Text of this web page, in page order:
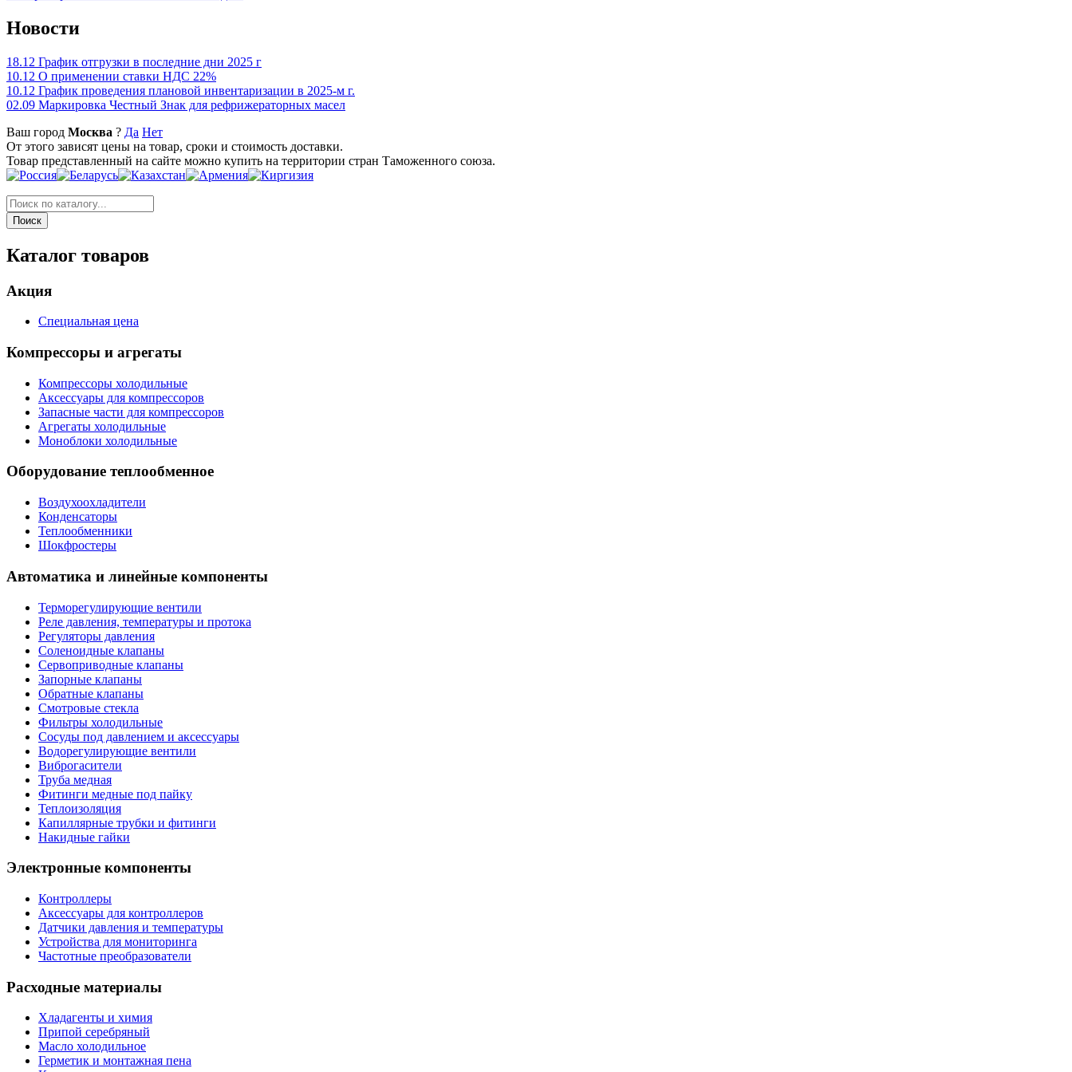
Новости
18.12 График отгрузки в последние дни 2025 г
10.12 О применении ставки НДС 22%
10.12 График проведения плановой инвентаризации в 2025-м г.
02.09 Маркировка Честный Знак для рефрижераторных масел
Ваш город Москва ? Да Нет
От этого зависят цены на товар, сроки и стоимость доставки.
Товар представленный на сайте можно купить на территории стран Таможенного союза.
Каталог товаров
Акция
Специальная цена
Компрессоры и агрегаты
Компрессоры холодильные
Аксессуары для компрессоров
Запасные части для компрессоров
Агрегаты холодильные
Моноблоки холодильные
Оборудование теплообменное
Воздухоохладители
Конденсаторы
Теплообменники
Шокфростеры
Автоматика и линейные компоненты
Терморегулирующие вентили
Реле давления, температуры и протока
Регуляторы давления
Соленоидные клапаны
Сервоприводные клапаны
Запорные клапаны
Обратные клапаны
Смотровые стекла
Фильтры холодильные
Сосуды под давлением и аксессуары
Водорегулирующие вентили
Виброгасители
Труба медная
Фитинги медные под пайку
Теплоизоляция
Капиллярные трубки и фитинги
Накидные гайки
Электронные компоненты
Контроллеры
Аксессуары для контроллеров
Датчики давления и температуры
Устройства для мониторинга
Частотные преобразователи
Расходные материалы
Хладагенты и химия
Припой серебряный
Масло холодильное
Герметик и монтажная пена